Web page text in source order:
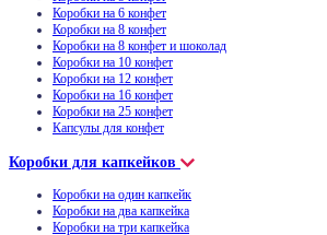
Коробки на 6 конфет
Коробки на 8 конфет
Коробки на 8 конфет и шоколад
Коробки на 10 конфет
Коробки на 12 конфет
Коробки на 16 конфет
Коробки на 25 конфет
Капсулы для конфет
Коробки для капкейков
Коробки на один капкейк
Коробки на два капкейка
Коробки на три капкейка